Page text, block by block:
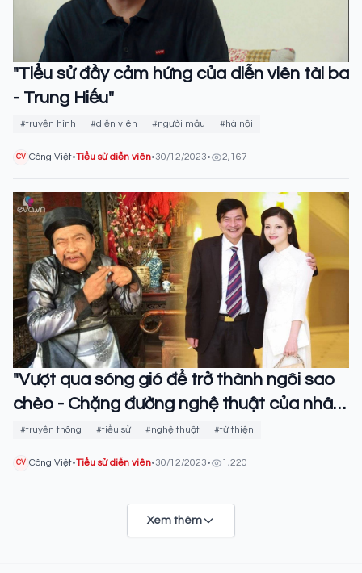
"Tiểu sử đầy cảm hứng của diễn viên tài ba
- Trung Hiếu"
#truyền hình #diễn viên #người mẫu #hà nội
CV Công Việt•Tiểu sử diễn viên•30/12/2023• 2,167
"Vượt qua sóng gió để trở thành ngôi sao
chèo - Chặng đường nghệ thuật của nhân
vật Quốc Anh"
#truyền thông #tiểu sử #nghệ thuật #từ thiện
CV Công Việt•Tiểu sử diễn viên•30/12/2023• 1,220
Xem thêm